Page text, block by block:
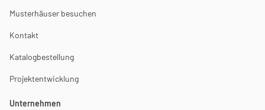
Musterhäuser besuchen
Kontakt
Katalogbestellung
Projektentwicklung
Unternehmen